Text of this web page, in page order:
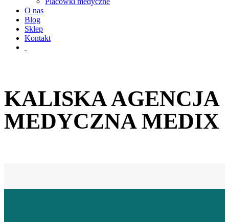
O nas
Blog
Sklep
Kontakt
KALISKA AGENCJA
MEDYCZNA MEDIX